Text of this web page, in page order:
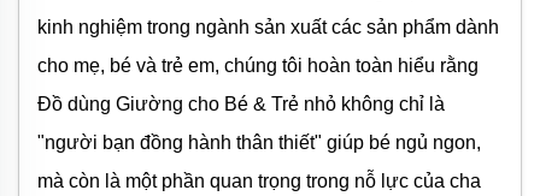
kinh nghiệm trong ngành sản xuất các sản phẩm dành
cho mẹ, bé và trẻ em, chúng tôi hoàn toàn hiểu rằng
Đồ dùng Giường cho Bé & Trẻ nhỏ không chỉ là
"người bạn đồng hành thân thiết" giúp bé ngủ ngon,
mà còn là một phần quan trọng trong nỗ lực của cha